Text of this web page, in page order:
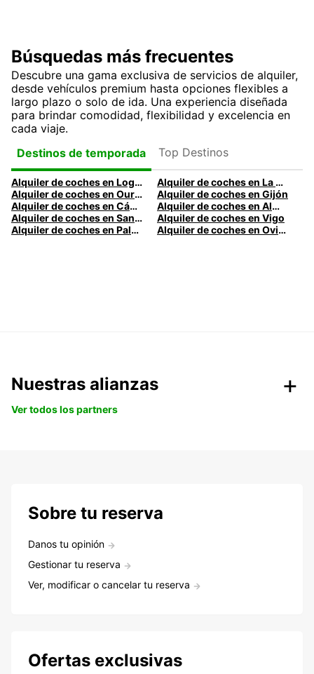
Búsquedas más frecuentes
Descubre una gama exclusiva de servicios de alquiler,
desde vehículos premium hasta opciones flexibles a
largo plazo o solo de ida. Una experiencia diseñada
para brindar comodidad, flexibilidad y excelencia en
cada viaje.
Destinos de temporada
Top Destinos
Alquiler de coches en Logroño
Alquiler de coches en La Coruña
Alquiler de coches en Ourense
Alquiler de coches en Gijón
Alquiler de coches en Cádiz
Alquiler de coches en Almería
Alquiler de coches en Santander
Alquiler de coches en Vigo
Alquiler de coches en Palma
Alquiler de coches en Oviedo
Nuestras alianzas
Ver todos los partners
Sobre tu reserva
Danos tu opinión
Gestionar tu reserva
Ver, modificar o cancelar tu reserva
Ofertas exclusivas